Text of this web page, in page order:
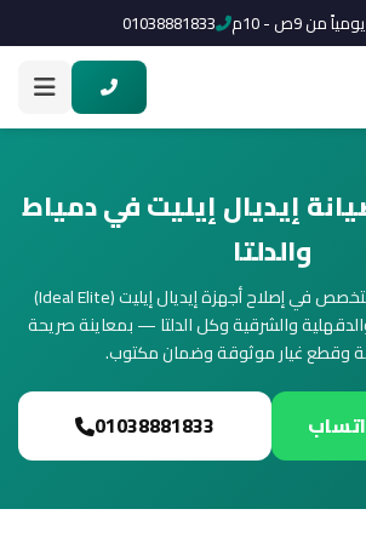
من 9ص - 10م 01038881833
إيديال إيليت في دمياط
والدلتا
مركز صيانة مستقل متخصص في إصلاح أجهزة إيديال إيليت (Ideal Elite)
والشرقية وكل الدلتا — بمعاينة صريحة
وقطع غيار موثوقة وضمان مكتوب.
01038881833